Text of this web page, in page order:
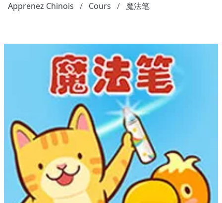
Apprenez Chinois Cours 魔法笔